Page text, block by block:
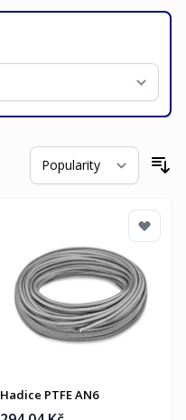
Hadice PTFE AN6